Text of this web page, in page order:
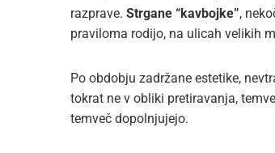
razprave. Strgane “kavbojke”,
praviloma rodijo, na ulicah velikih
Po obdobju zadržane estetike,
tokrat ne v obliki pretiravanja,
temveč dopolnjujejo.